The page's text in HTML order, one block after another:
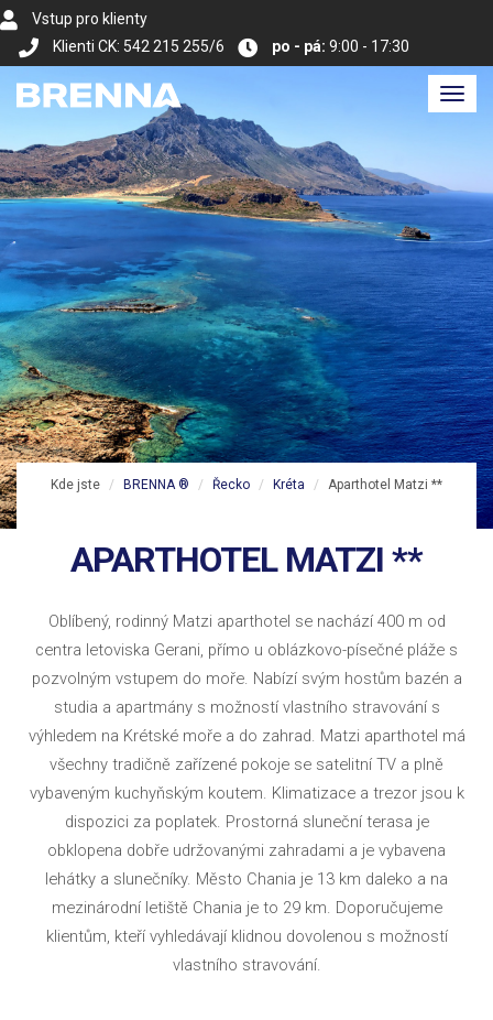
Vstup pro klienty
Klienti CK: 542 215 255/6
po - pá: 9:00 - 17:30
Kde jste BRENNA ® Řecko Kréta Aparthotel Matzi **
APARTHOTEL MATZI **
Oblíbený, rodinný Matzi aparthotel se nachází 400 m od
centra letoviska Gerani, přímo u oblázkovo-písečné pláže s
pozvolným vstupem do moře. Nabízí svým hostům bazén a
studia a apartmány s možností vlastního stravování s
výhledem na Krétské moře a do zahrad. Matzi aparthotel má
všechny tradičně zařízené pokoje se satelitní TV a plně
vybaveným kuchyňským koutem. Klimatizace a trezor jsou k
dispozici za poplatek. Prostorná sluneční terasa je
obklopena dobře udržovanými zahradami a je vybavena
lehátky a slunečníky. Město Chania je 13 km daleko a na
mezinárodní letiště Chania je to 29 km. Doporučujeme
klientům, kteří vyhledávají klidnou dovolenou s možností
vlastního stravování.